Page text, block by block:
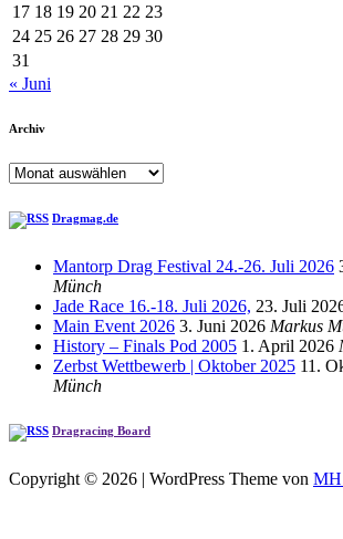
17 18 19 20 21 22 23
24 25 26 27 28 29 30
31
« Juni
Archiv
Archiv
Dragmag.de
Mantorp Drag Festival 24.-26. Juli 2026
Münch
Jade Race 16.-18. Juli 2026, 23. Juli
Main Event 2026 3. Juni 2026 Markus
History – Finals Pod 2005 1. April 2026
Zerbst Wettbewerb | Oktober 2025 11.
Münch
Dragracing Board
Copyright © 2026 | WordPress Theme von MH